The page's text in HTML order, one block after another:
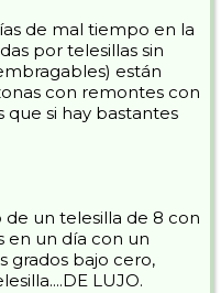
de mal tiempo en la
por telesillas sin
están
con remontes con
que si hay bastantes
un telesilla de 8 con
en un día con un
grados bajo cero,
LUJO.